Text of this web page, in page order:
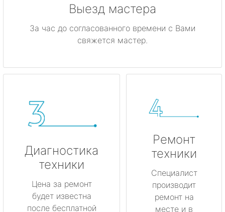
Выезд мастера
За час до согласованного времени с Вами
свяжется мастер.
Диагностика
техники
Цена за ремонт
будет известна
после бесплатной
Ремонт
техники
Специалист
производит
ремонт на
месте и в